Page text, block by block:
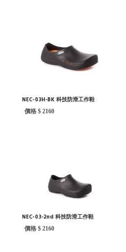
NEC-03H-BK 科技防滑工作鞋
價格 $ 2160
NEC-03-2nd 科技防滑工作鞋
價格 $ 2160